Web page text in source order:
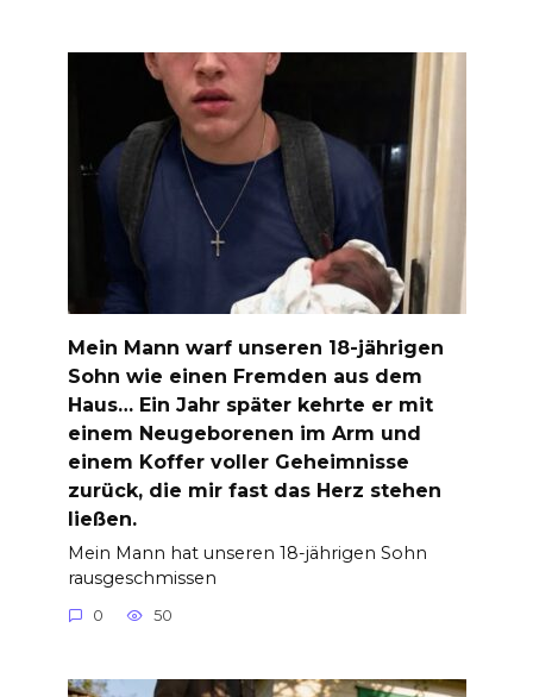
Mein Mann warf unseren 18-jährigen
Sohn wie einen Fremden aus dem
Haus… Ein Jahr später kehrte er mit
einem Neugeborenen im Arm und
einem Koffer voller Geheimnisse
zurück, die mir fast das Herz stehen
ließen.
Mein Mann hat unseren 18-jährigen Sohn
rausgeschmissen
0 50